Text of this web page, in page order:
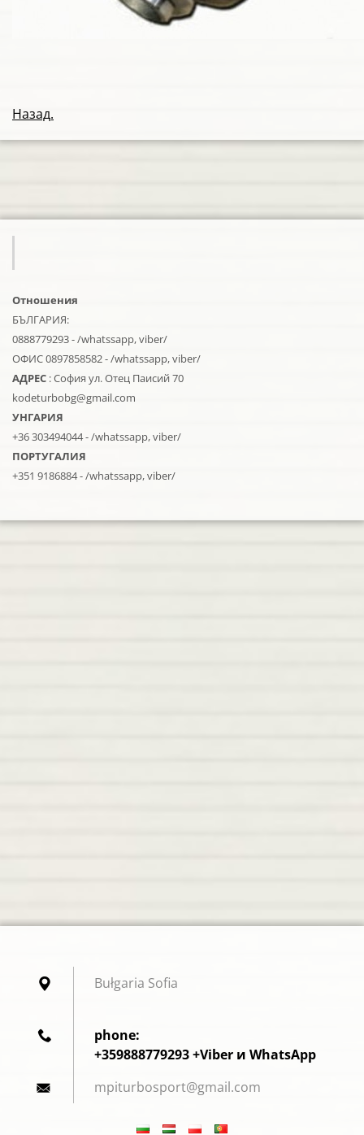
Назад.
Отношения
БЪЛГАРИЯ:
0888779293 - /whatssapp, viber/
ОФИС 0897858582 - /whatssapp, viber/
АДРЕС : София ул. Отец Паисий 70
kodeturbobg@gmail.com
УНГАРИЯ
+36 303494044- /whatssapp, viber/
ПОРТУГАЛИЯ
+351 9186884- /whatssapp, viber/
Bułgaria Sofia
phone:
+359888779293 +Viber и WhatsApp
mpiturbosport@gmail.com